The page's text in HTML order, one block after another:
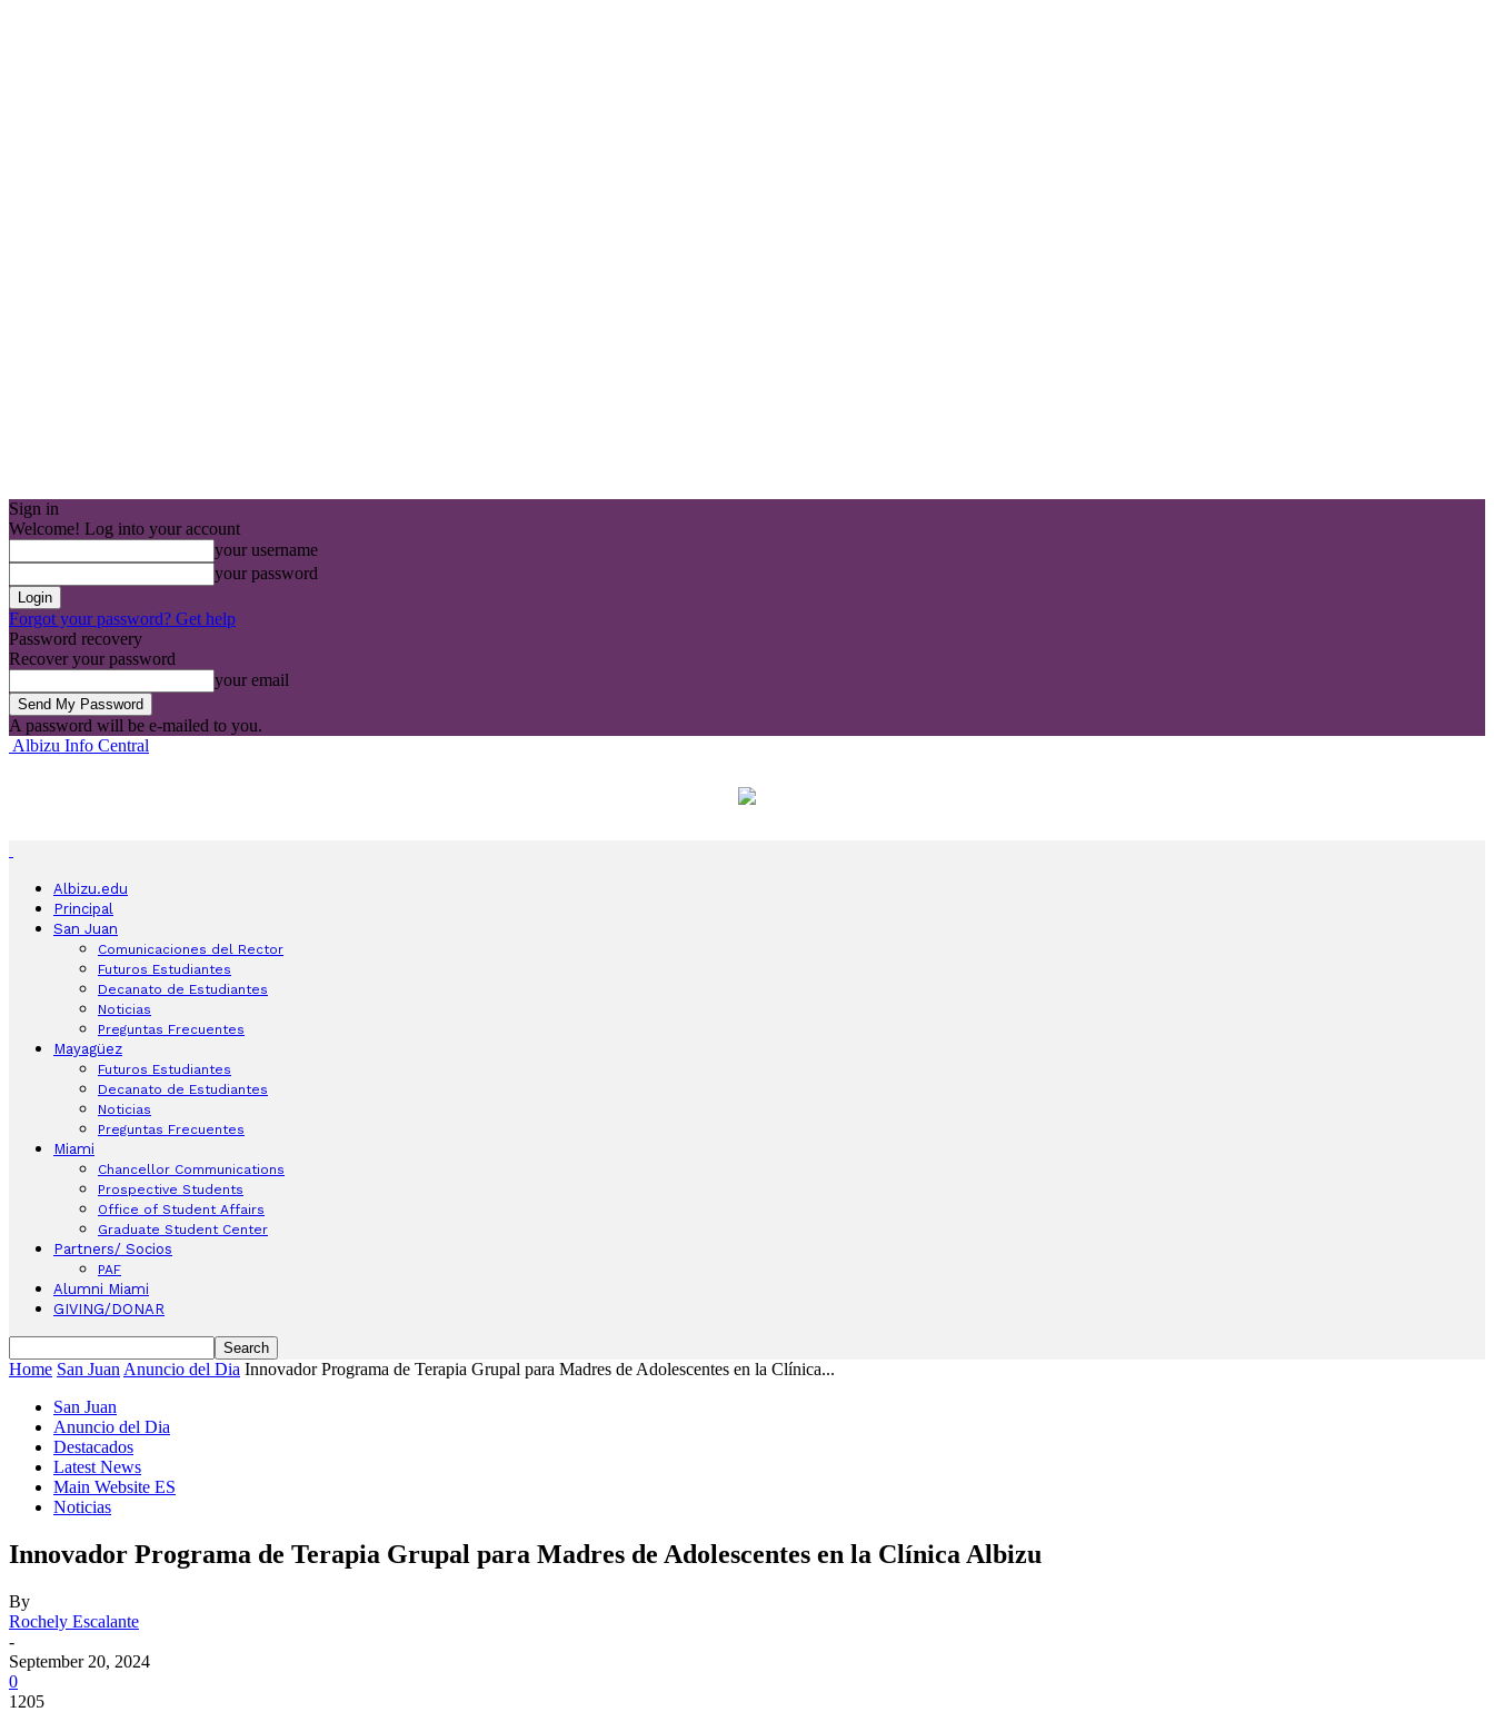
Sign in
Welcome! Log into your account
your username
your password
Forgot your password? Get help
Password recovery
Recover your password
your email
A password will be e-mailed to you.
Albizu Info Central
Albizu.edu
Principal
San Juan
Comunicaciones del Rector
Futuros Estudiantes
Decanato de Estudiantes
Noticias
Preguntas Frecuentes
Mayagüez
Futuros Estudiantes
Decanato de Estudiantes
Noticias
Preguntas Frecuentes
Miami
Chancellor Communications
Prospective Students
Office of Student Affairs
Graduate Student Center
Partners/ Socios
PAF
Alumni Miami
GIVING/DONAR
Home San Juan Anuncio del Dia Innovador Programa de Terapia Grupal para Madres de Adolescentes en la Clínica...
San Juan
Anuncio del Dia
Destacados
Latest News
Main Website ES
Noticias
Innovador Programa de Terapia Grupal para Madres de Adolescentes en la Clínica Albizu
By
Rochely Escalante
-
September 20, 2024
0
1205